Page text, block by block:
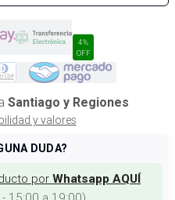
4%
OFF
Santiago y Regiones
y valores
DUDA?
por Whatsapp AQUÍ
15:00 a 19:00)